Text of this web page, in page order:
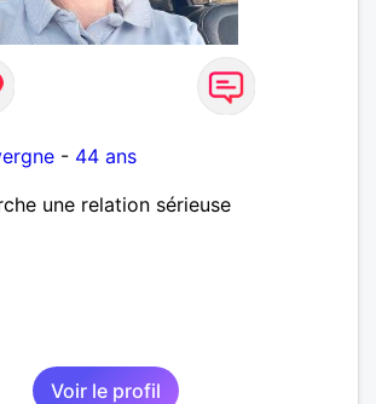
- 44 ans
une relation sérieuse
Voir le profil